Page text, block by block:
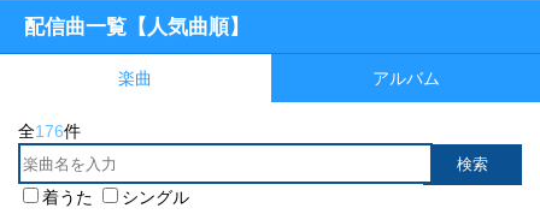
配信曲一覧【人気曲順】
楽曲 アルバム
全176件
着うた シングル